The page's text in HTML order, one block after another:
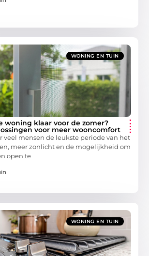
WONING EN TUIN
woning klaar voor de zomer?
voor meer wooncomfort
veel mensen de leukste periode van het
meer zonlicht en de mogelijkheid om
open te
WONING EN TUIN